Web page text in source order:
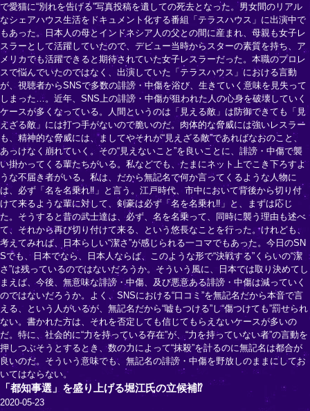
で愛猫に“別れを告げる”写真投稿を遺しての死去となった。男女間のリアル
なシェアハウス生活をドキュメント化する番組「テラスハウス」に出演中で
もあった。日本人の母とインドネシア人の父との間に産まれ、母親も女子レ
スラーとして活躍していたので、デビュー当時からスターの素質を持ち、ア
メリカでも活躍できると期待されていた女子レスラーだった。本職のプロレ
スで悩んでいたのではなく、出演していた「テラスハウス」における言動
が、視聴者からSNSで多数の誹謗・中傷を浴び、生きていく意味を見失って
しまった…。近年、SNS上の誹謗・中傷が狙われた人の心身を破壊していく
ケースが多くなっている。人間というのは「見える敵」は防御できても「見
えざる敵」には打つ手がないので脆いのだ。肉体的な脅威には強いレスラー
も、精神的な脅威には、ましてやそれが“見えざる敵”であればなおのこと、
あっけなく崩れていく。その“見えないこと”を良いことに、誹謗・中傷で襲
い掛かってくる輩たちがいる。私などでも、たまにネット上でこき下ろすよ
うな不届き者がいる。私は、だから無記名で何か言ってくるような人物に
は、必ず「名を名乗れ‼」と言う。江戸時代、市中において背後から切り付
けて来るような輩に対して、剣豪は必ず「名を名乗れ‼」と、まずは応じ
た。そうすると昔の武士達は、必ず、名を名乗って、同時に襲う理由も述べ
て、それから再び切り付けて来る、という悠長なことを行った。けれども、
考えてみれば、日本らしい“潔さ”が感じられる一コマでもあった。今日のSN
Sでも、日本でなら、日本人ならば、このような形で“決戦する”くらいの“潔
さ”は残っているのではないだろうか。そういう風に、日本では取り決めてし
まえば、今後、無意味な誹謗・中傷、及び悪意ある誹謗・中傷は減っていく
のではないだろうか。よく、SNSにおける“口コミ”を無記名だから本音で言
える、という人がいるが、無記名だから“嘘もつける”し“傷つけても”罰せられ
ない。書かれた方は、それを否定しても信じてもらえないケースが多いの
だ。特に、社会的に“力を持っている存在”が、“力を持っていない者”の言動を
押しつぶそうとするとき、数の力によって“抹殺”を計るのに無記名は都合が
良いのだ。そういう意味でも、無記名の誹謗・中傷を野放しのままにしてお
いてはならない。
「都知事選」を盛り上げる堀江氏の立候補⁉
2020-05-23